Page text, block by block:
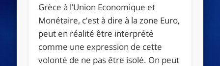
Grèce à l’Union Economique et
Monétaire, c’est à dire à la zone Euro,
peut en réalité être interprété
comme une expression de cette
volonté de ne pas être isolé. On peut